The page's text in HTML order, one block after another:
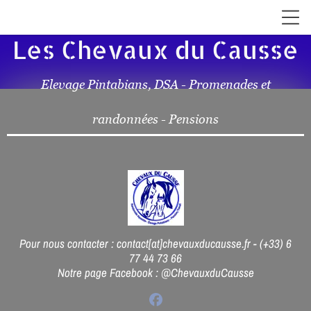
Les Chevaux du Causse
Elevage Pintabians, DSA - Promenades et
randonnées - Pensions
Pour nous contacter : contact[at]chevauxducausse.fr - (+33) 6
77 44 73 66
Notre page Facebook : @ChevauxduCausse